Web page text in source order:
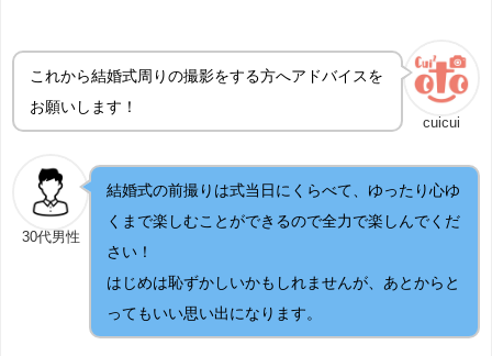
cuicui
これから結婚式周りの撮影をする方へアドバイスを
お願いします！
30代男性
結婚式の前撮りは式当日にくらべて、ゆったり心ゆ
くまで楽しむことができるので全力で楽しんでくだ
さい！
はじめは恥ずかしいかもしれませんが、あとからと
ってもいい思い出になります。